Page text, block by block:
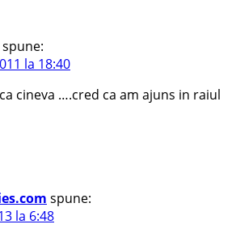
spune:
la 18:40
cineva ….cred ca am ajuns in raiul
spune:
la 6:48